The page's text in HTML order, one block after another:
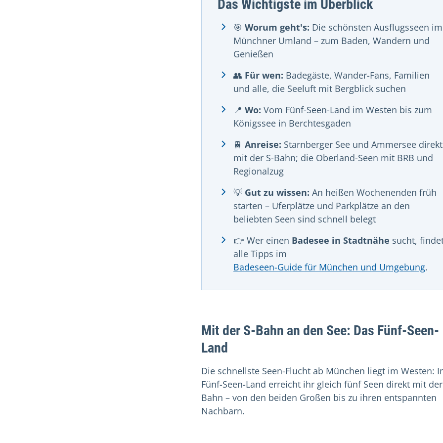
Das Wichtigste im Überblick
🎯 Worum geht's: Die schönsten Ausflugsseen im
Münchner Umland – zum Baden, Wandern und
Genießen
👥 Für wen: Badegäste, Wander-Fans, Familien
und alle, die Seeluft mit Bergblick suchen
📍 Wo: Vom Fünf-Seen-Land im Westen bis zum
Königssee in Berchtesgaden
🚆 Anreise: Starnberger See und Ammersee direkt
mit der S-Bahn; die Oberland-Seen mit BRB und
Regionalzug
💡 Gut zu wissen: An heißen Wochenenden früh
starten – Uferplätze und Parkplätze an den
beliebten Seen sind schnell belegt
👉 Wer einen Badesee in Stadtnähe sucht,
alle Tipps im
Badeseen-Guide für München und Umgebung.
Mit der S-Bahn an den See: Das Fünf-Seen-
Land
Die schnellste Seen-Flucht ab München liegt im Westen:
Fünf-Seen-Land erreicht ihr gleich fünf Seen direkt mit der
Bahn – von den beiden Großen bis zu ihren entspannten
Nachbarn.